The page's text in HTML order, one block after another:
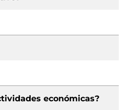
económicas?